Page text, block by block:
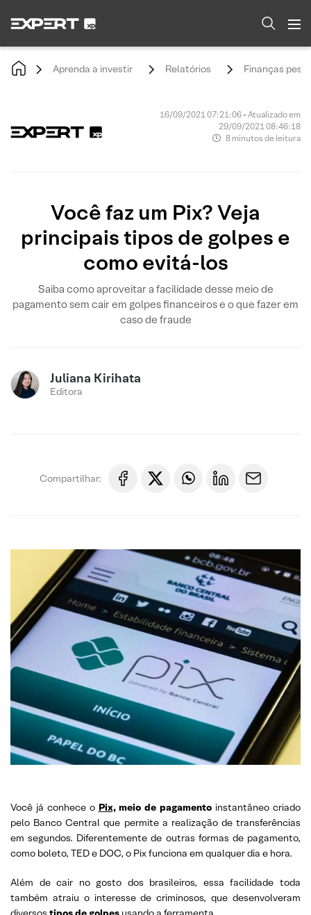
Aprenda a investir Relatórios Finanças
16/09/2021 07:21:06 • Atualizado em
29/09/2021 08:46:18
8 minutos de leitura
Você faz um Pix? Veja
principais tipos de golpes e
como evitá-los
Saiba como aproveitar a facilidade desse meio de
pagamento sem cair em golpes financeiros e o que fazer em
caso de fraude
Juliana Kirihata
Editora
Compartilhar:
Você já conhece o Pix, meio de pagamento instantâneo criado
pelo Banco Central que permite a realização de transferências
em segundos. Diferentemente de outras formas de pagamento,
como boleto, TED e DOC, o Pix funciona em qualquer dia e hora.
Além de cair no gosto dos brasileiros, essa facilidade toda
também atraiu o interesse de criminosos, que desenvolveram